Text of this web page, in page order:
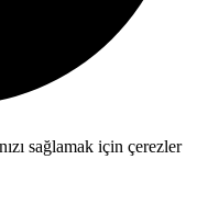
sağlamak için çerezler